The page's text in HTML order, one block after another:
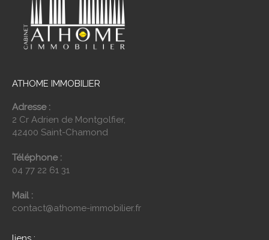
ATHOME IMMOBILIER
Adresse :
2 Cr Adrien de Montgolfier,
42400 Saint-Chamond
Téléphone :
04 77 22 61 31
Mail :
contact@athome-immobilier.fr